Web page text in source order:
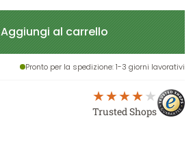
Aggiungi al carrello
Pronto per la spedizione: 1-3 giorni lavorativi
Trusted Shops